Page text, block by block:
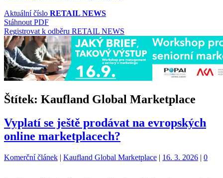
Aktuální číslo RETAIL NEWS
Stáhnout PDF
Registrovat k odběru RETAIL NEWS
Štítek: Kaufland Global Marketplace
Vyplatí se ještě prodávat na evropských
online marketplacech?
Kategorie:
Komerční článek | Štítky:
Kaufland Global Marketplace | 16. 3. 2026 | 0